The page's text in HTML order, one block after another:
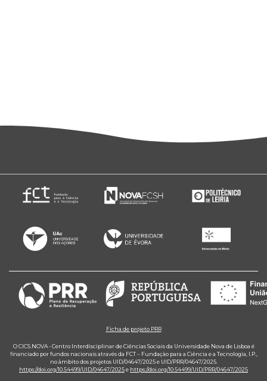
Ficha de projeto PRR
O CICS.NOVA - Centro Interdisciplinar de Ciências Sociais da Universidade Nova de Lisboa é
financiado por fundos nacionais através da FCT – Fundação para a Ciência e a Tecnologia, I.P.,
no âmbito dos projetos UID/04647/2025 e UID/PRR/04647/2025.
https://doi.org/10.54499/UID/04647/2025e https://doi.org/10.54499/UID/PRR/04647/2025